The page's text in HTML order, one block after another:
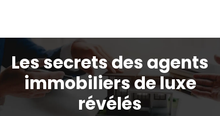
Les secrets des agents
immobiliers de luxe
révélés